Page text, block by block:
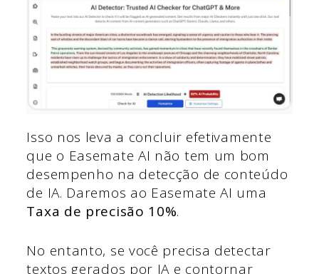
Isso nos leva a concluir efetivamente
que o Easemate AI não tem um bom
desempenho na detecção de conteúdo
de IA. Daremos ao Easemate AI uma
Taxa de precisão 10%.
No entanto, se você precisa detectar
textos gerados por IA e contornar